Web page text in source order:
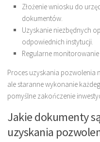
Złożenie wniosku do
dokumentów.
Uzyskanie niezbędnych
odpowiednich instytucji.
Regularne
Proces uzyskania pozwolenia
ale staranne wykonanie
pomyślne zakończenie
Jakie dokumenty
uzyskania